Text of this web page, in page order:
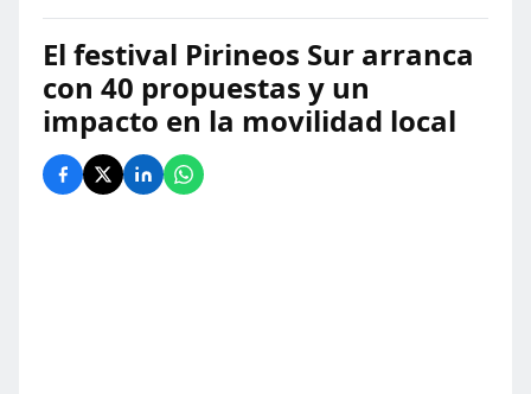
El festival Pirineos Sur arranca
con 40 propuestas y un
impacto en la movilidad local